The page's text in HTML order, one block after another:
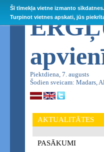
Šī tīmekļa vietne izmanto
Turpinot vietnes apskati, jūs
Piektdiena, 7. augusts
Šodien sveicam: Madars,
AKTUALITĀTES
PASĀKUMI